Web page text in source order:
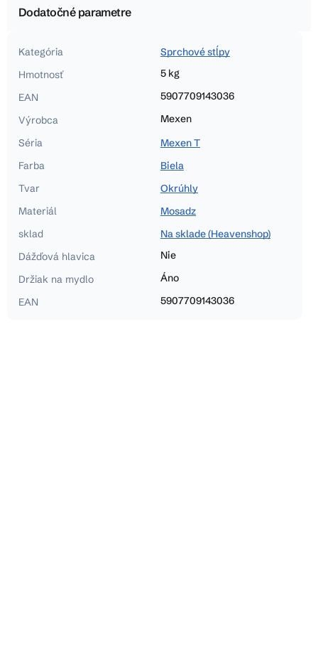
Dodatočné parametre
Kategória
Sprchové stĺpy
Hmotnosť
5 kg
EAN
5907709143036
Výrobca
Mexen
Séria
Mexen T
Farba
Biela
Tvar
Okrúhly
Materiál
Mosadz
sklad
Na sklade (Heavenshop)
Dážďová hlavica
Nie
Držiak na mydlo
Áno
EAN
5907709143036